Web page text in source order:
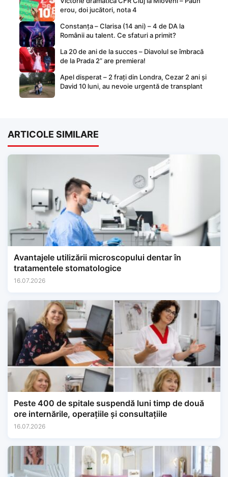
erou, doi jucători, nota 4
Constanța – Clarisa (14 ani) – 4 de DA la
Românii au talent. Ce sfaturi a primit?
La 20 de ani de la succes – Diavolul se îmbracă
de la Prada 2” are premiera!
Apel disperat – 2 frați din Londra, Cezar 2 ani și
David 10 luni, au nevoie urgentă de transplant
ARTICOLE SIMILARE
Avantajele utilizării microscopului dentar în
tratamentele stomatologice
16.07.2026
Peste 400 de spitale suspendă luni timp de două
ore internările, operațiile și consultațiile
16.07.2026